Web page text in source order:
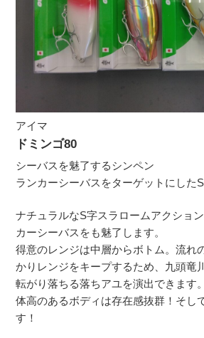
アイマ
ドミンゴ80
シーバスを魅了するシンペン
ランカーシーバスをターゲットにしたS
ナチュラルなS字スラロームアクショ
カーシーバスをも魅了します。
得意のレンジは中層からボトム。流れ
かりレンジをキープするため、九頭竜
転がり落ちる落ちアユを演出できます。
体高のあるボディは存在感抜群！そし
す！